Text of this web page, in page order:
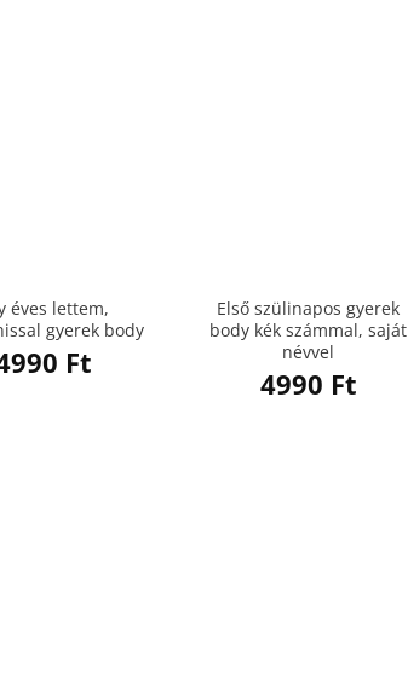
éves lettem,
gyerek body
Ft
Első szülinapos gyerek
body kék számmal, saját
névvel
4990 Ft